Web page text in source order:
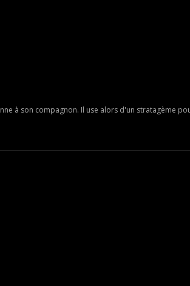
à son compagnon. Il use alors d'un stratagème